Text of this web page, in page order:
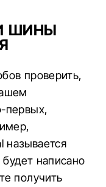
ШИНЫ
проверить,
первых,
называется
написано
получить